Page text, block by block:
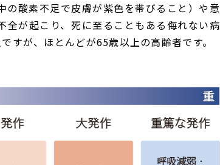
の酸素不足で皮膚が紫色を帯びること）や意
全が起こり、死に至ることもある侮れない病
すが、ほとんどが65歳以上の高齢者です。